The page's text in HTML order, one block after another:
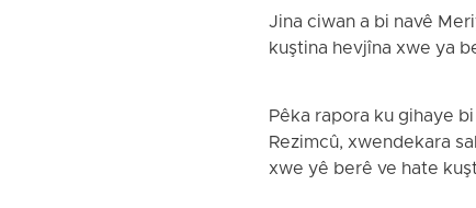
Jina ciwan a bi navê
kuştina hevjîna xwe ya
Pêka rapora ku gihaye
Rezimcû, xwendekara
xwe yê berê ve hate